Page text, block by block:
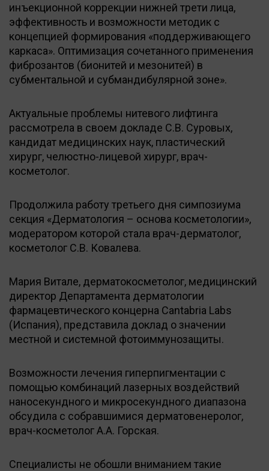
инъекционной коррекции нижней трети лица,
эффективность и возможности методик с
концепцией формирования «поддерживающего
каркаса». Оптимизация сочетанного применения
фиброзантов (бионитей и мезонитей) в
субментальной и субмандибулярной зоне».
Актуальные проблемы нитевого лифтинга
рассмотрела в своем докладе С.В. Суровых,
кандидат медицинских наук, пластический
хирург, челюстно-лицевой хирург, врач-
косметолог.
Продолжила работу третьего дня симпозиума
секция «Дерматология – основа косметологии»,
модератором которой стала врач-дерматолог,
косметолог С.В. Ковалева.
Мария Витале, дерматокосметолог, медицинский
директор Департамента дерматологии
фармацевтического концерна Cantabria Labs
(Испания), представила доклад о значении
местной и системной фотоиммунозащиты.
Возможности лечения гиперпигментации с
помощью комбинаций лазерных воздействий
наносекундного и микросекундного диапазона
обсудила с собравшимися дерматовенеролог,
врач-косметолог А.А. Горская.
Специалисты не обошли вниманием такие